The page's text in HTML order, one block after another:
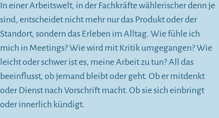
In einer Arbeitswelt, in der Fachkräfte wählerischer denn je
sind, entscheidet nicht mehr nur das Produkt oder der
Standort, sondern das Erleben im Alltag. Wie fühle ich
mich in Meetings? Wie wird mit Kritik umgegangen? Wie
leicht oder schwer ist es, meine Arbeit zu tun? All das
beeinflusst, ob jemand bleibt oder geht. Ob er mitdenkt
oder Dienst nach Vorschrift macht. Ob sie sich einbringt
oder innerlich kündigt.